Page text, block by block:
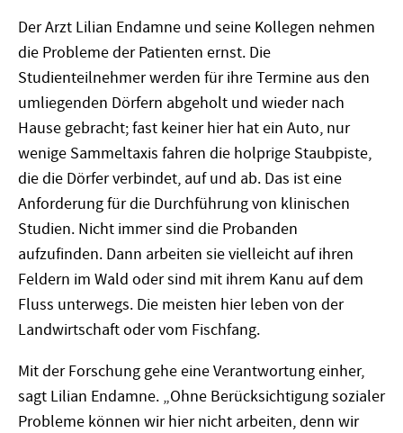
Der Arzt Lilian Endamne und seine Kollegen nehmen
die Probleme der Patienten ernst. Die
Studienteilnehmer werden für ihre Termine aus den
umliegenden Dörfern abgeholt und wieder nach
Hause gebracht; fast keiner hier hat ein Auto, nur
wenige Sammeltaxis fahren die holprige Staubpiste,
die die Dörfer verbindet, auf und ab. Das ist eine
Anforderung für die Durchführung von klinischen
Studien. Nicht immer sind die Probanden
aufzufinden. Dann arbeiten sie vielleicht auf ihren
Feldern im Wald oder sind mit ihrem Kanu auf dem
Fluss unterwegs. Die meisten hier leben von der
Landwirtschaft oder vom Fischfang.
Mit der Forschung gehe eine Verantwortung einher,
sagt Lilian Endamne. „Ohne Berücksichtigung sozialer
Probleme können wir hier nicht arbeiten, denn wir